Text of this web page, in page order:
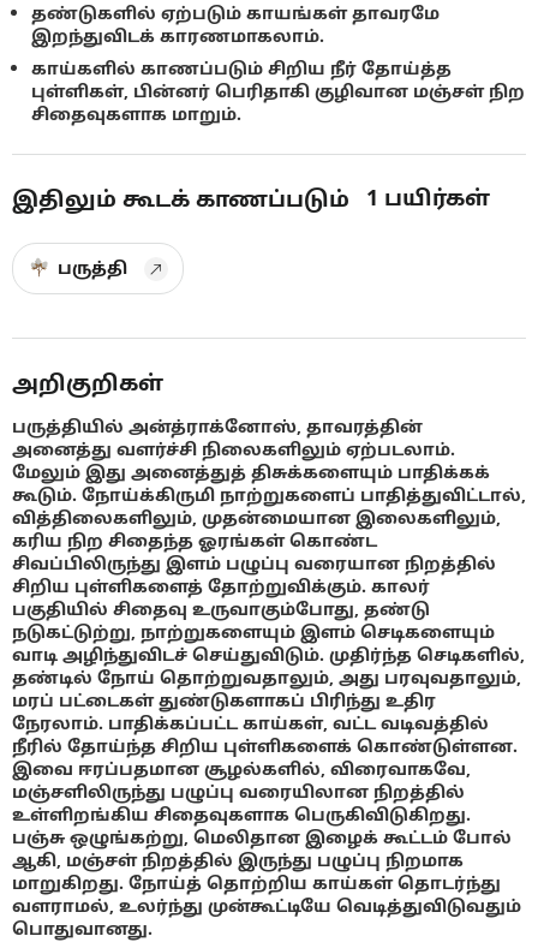
தண்டுகளில் ஏற்படும் காயங்கள் தாவரமே
இறந்துவிடக் காரணமாகலாம்.
காய்களில் காணப்படும் சிறிய நீர் தோய்த்த
புள்ளிகள், பின்னர் பெரிதாகி குழிவான மஞ்சள் நிற
சிதைவுகளாக மாறும்.
இதிலும் கூடக் காணப்படும் 1 பயிர்கள்
பருத்தி
அறிகுறிகள்
பருத்தியில் அன்த்ராக்னோஸ், தாவரத்தின்
அனைத்து வளர்ச்சி நிலைகளிலும் ஏற்படலாம்.
மேலும் இது அனைத்துத் திசுக்களையும் பாதிக்கக்
கூடும். நோய்க்கிருமி நாற்றுகளைப் பாதித்துவிட்டால்,
வித்திலைகளிலும், முதன்மையான இலைகளிலும்,
கரிய நிற சிதைந்த ஓரங்கள் கொண்ட
சிவப்பிலிருந்து இளம் பழுப்பு வரையான நிறத்தில்
சிறிய புள்ளிகளைத் தோற்றுவிக்கும். காலர்
பகுதியில் சிதைவு உருவாகும்போது, தண்டு
நடுகட்டுற்று, நாற்றுகளையும் இளம் செடிகளையும்
வாடி அழிந்துவிடச் செய்துவிடும். முதிர்ந்த செடிகளில்,
தண்டில் நோய் தொற்றுவதாலும், அது பரவுவதாலும்,
மரப் பட்டைகள் துண்டுகளாகப் பிரிந்து உதிர
நேரலாம். பாதிக்கப்பட்ட காய்கள், வட்ட வடிவத்தில்
நீரில் தோய்ந்த சிறிய புள்ளிகளைக் கொண்டுள்ளன.
இவை ஈரப்பதமான சூழல்களில், விரைவாகவே,
மஞ்சளிலிருந்து பழுப்பு வரையிலான நிறத்தில்
உள்ளிறங்கிய சிதைவுகளாக பெருகிவிடுகிறது.
பஞ்சு ஒழுங்கற்று, மெலிதான இழைக் கூட்டம் போல்
ஆகி, மஞ்சள் நிறத்தில் இருந்து பழுப்பு நிறமாக
மாறுகிறது. நோய்த் தொற்றிய காய்கள் தொடர்ந்து
வளராமல், உலர்ந்து முன்கூட்டியே வெடித்துவிடுவதும்
பொதுவானது.